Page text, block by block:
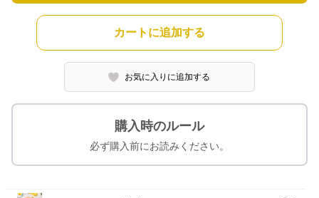
カートに追加する
お気に入りに追加する
購入時のルール
必ず購入前にお読みください。